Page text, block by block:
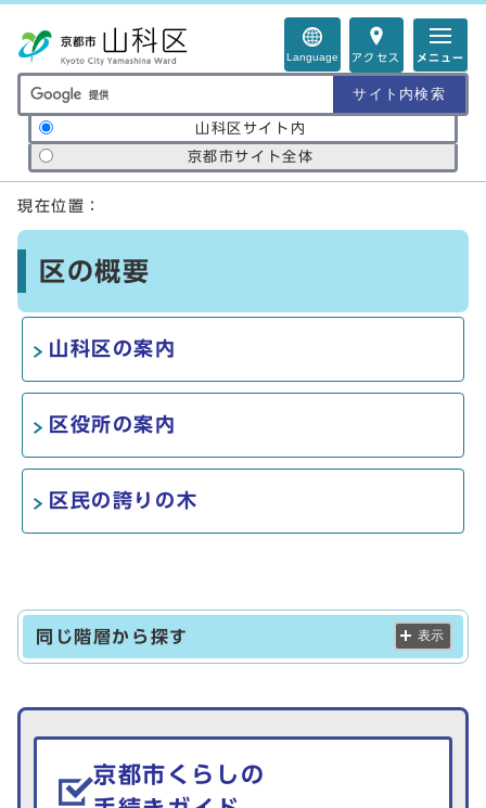
Language アクセス メニュー
サイト内検索の範囲
山科区サイト内
京都市サイト全体
ここから本文です
現在位置：
区の概要
山科区の案内
区役所の案内
区民の誇りの木
同じ階層から探す 表示
生活情報を探す
京都市くらしの